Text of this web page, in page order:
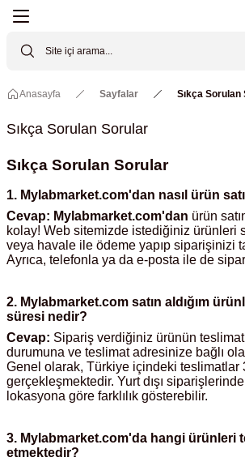
Valfleri
Malzemeler
ve Sarfları
Driven Pumps /HIP Hava Tahrikli
ve Borular
(Datalogger)
Anasayfa Sayfalar Sıkça Sorulan
Sıkça Sorulan Sorular
Sıkça Sorulan Sorular
1. Mylabmarket.com'dan nasıl ürün
Cevap: Mylabmarket.com'dan ürün
kolay! Web sitemizde istediğiniz ürünleri
veya havale ile ödeme yapıp siparişinizi
Ayrıca, telefonla ya da e-posta ile de
2. Mylabmarket.com satın aldığım
süresi nedir?
Cevap: Sipariş verdiğiniz ürünün
durumuna ve teslimat adresinize bağlı
Genel olarak, Türkiye içindeki teslimatlar
gerçekleşmektedir. Yurt dışı
lokasyona göre farklılık gösterebilir.
3. Mylabmarket.com'da hangi ürünleri
etmektedir?